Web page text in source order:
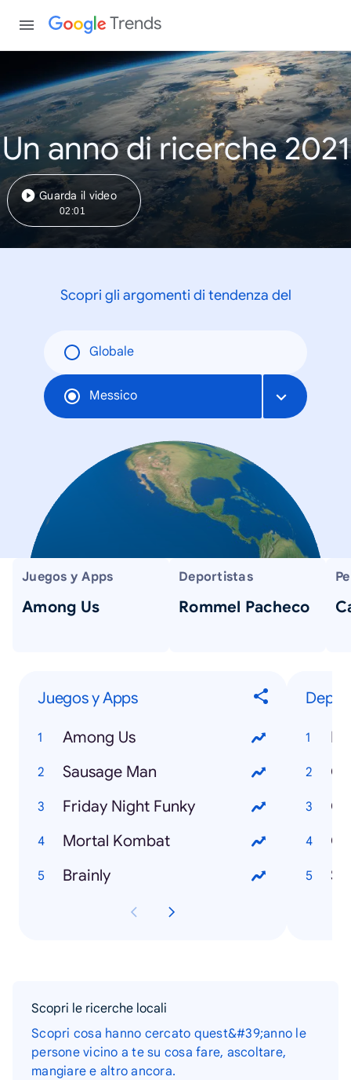
Trends
Un anno di ricerche 2021
Guarda il video
02:01
Scopri gli argomenti di tendenza del
Globale
Messico
Juegos y Apps
Among Us
Deportistas
Rommel Pacheco
Juegos y Apps
Among Us
Sausage Man
Friday Night Funky
Mortal Kombat
Brainly
Scopri le ricerche locali
Scopri cosa hanno cercato quest&#39;anno le
persone vicino a te su cosa fare, ascoltare,
mangiare e altro ancora.